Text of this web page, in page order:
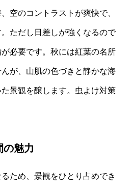
空のコントラストが爽快で、
ただし日差しが強くなるので
必要です。秋には紅葉の名所
が、山肌の色づきと静かな海
景観を醸します。虫よけ対策
の魅力
ため、景観をひとり占めでき